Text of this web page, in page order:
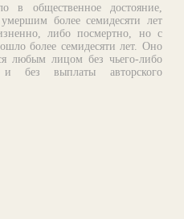
в общественное достояние,
более семидесяти лет
либо посмертно, но с
более семидесяти лет. Оно
любым лицом без чьего-либо
без выплаты авторского